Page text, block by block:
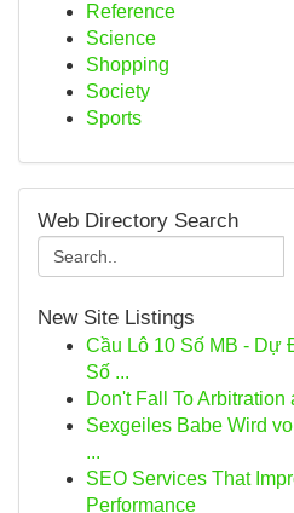
Reference
Science
Shopping
Society
Sports
Web Directory Search
New Site Listings
Cầu Lô 10 Số MB - Dự
Số ...
Don't Fall To
Sexgeiles Babe Wird
...
SEO Services That
Performance